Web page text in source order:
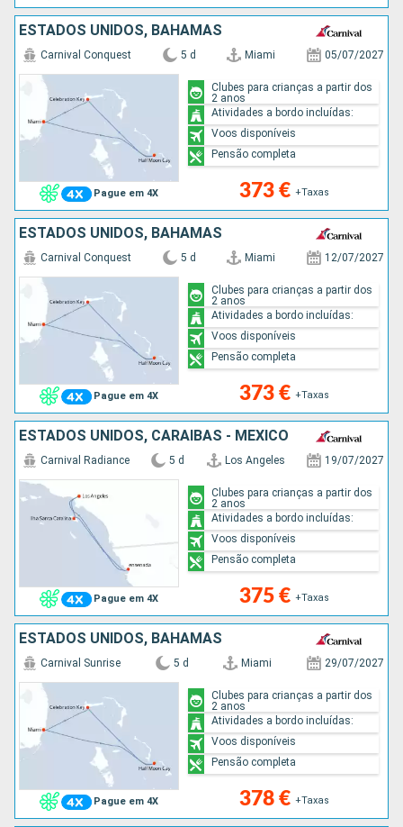
ESTADOS UNIDOS, BAHAMAS
Pague em 4X
Carnival Conquest 5 d Miami 05/07/2027
373 € +Taxas
Clubes para crianças a partir dos
2 anos
Atividades a bordo incluídas:
Voos disponíveis
Pensão completa
ESTADOS UNIDOS, BAHAMAS
Pague em 4X
Carnival Conquest 5 d Miami 12/07/2027
373 € +Taxas
Clubes para crianças a partir dos
2 anos
Atividades a bordo incluídas:
Voos disponíveis
Pensão completa
ESTADOS UNIDOS, CARAIBAS - MEXICO
Pague em 4X
Carnival Radiance 5 d Los Angeles 19/07/2027
375 € +Taxas
Clubes para crianças a partir dos
2 anos
Atividades a bordo incluídas:
Voos disponíveis
Pensão completa
ESTADOS UNIDOS, BAHAMAS
Pague em 4X
Carnival Sunrise 5 d Miami 29/07/2027
378 € +Taxas
Clubes para crianças a partir dos
2 anos
Atividades a bordo incluídas:
Voos disponíveis
Pensão completa